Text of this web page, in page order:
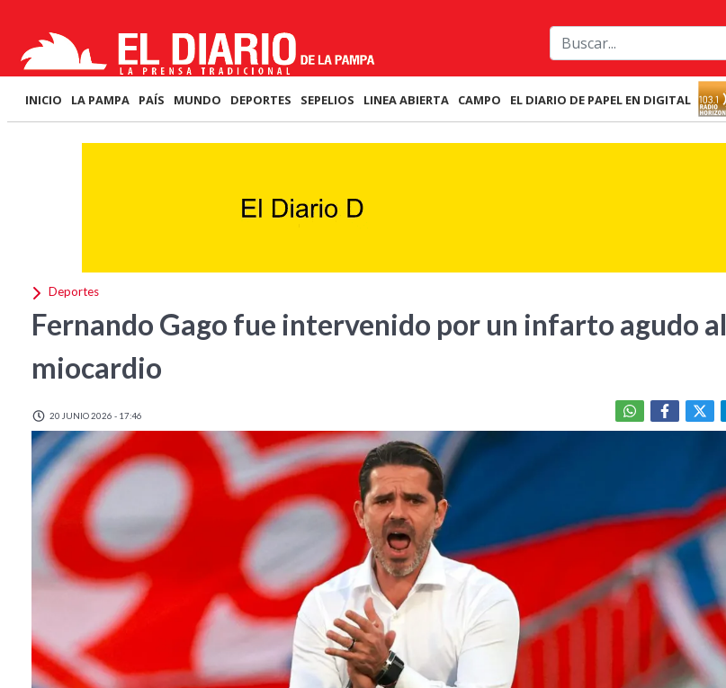
INICIO LA PAMPA PAÍS MUNDO DEPORTES SEPELIOS LINEA ABIERTA CAMPO EL DIARIO DE PAPEL EN DIGITAL
Deportes
Fernando Gago fue intervenido por un infarto agudo al
miocardio
20 JUNIO 2026 - 17:46